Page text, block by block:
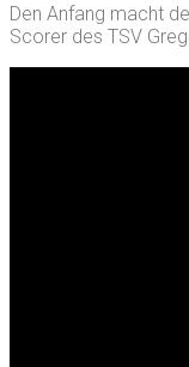
Den Anfang macht
Scorer des TSV